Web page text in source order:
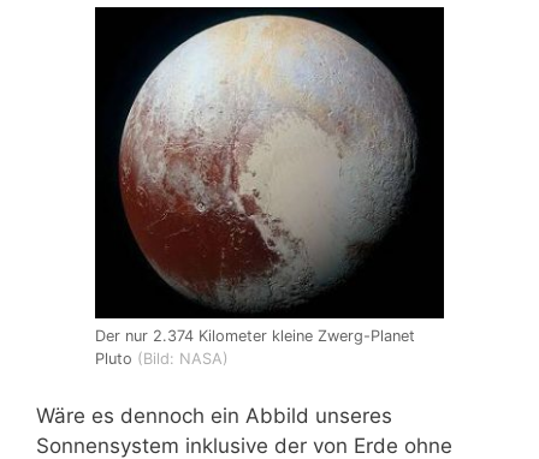
Der nur 2.374 Kilometer kleine Zwerg-Planet
Pluto (Bild: NASA)
Wäre es dennoch ein Abbild unseres
Sonnensystem inklusive der von Erde ohne